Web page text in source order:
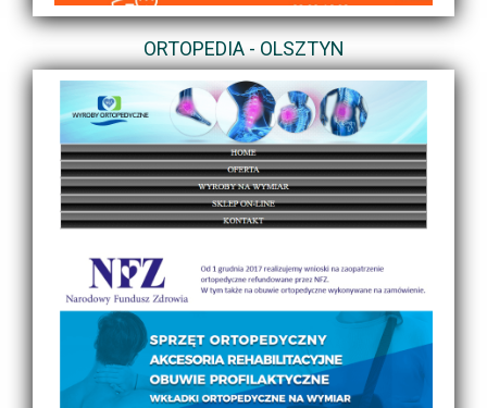
ORTOPEDIA - OLSZTYN